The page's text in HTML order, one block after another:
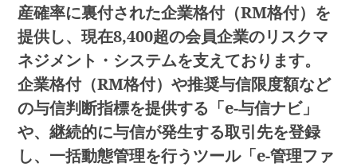
産確率に裏付された企業格付（RM格付）を
提供し、現在8,400超の会員企業のリスクマ
ネジメント・システムを支えております。
企業格付（RM格付）や推奨与信限度額など
の与信判断指標を提供する「e-与信ナビ」
や、継続的に与信が発生する取引先を登録
し、一括動態管理を行うツール「e-管理ファ